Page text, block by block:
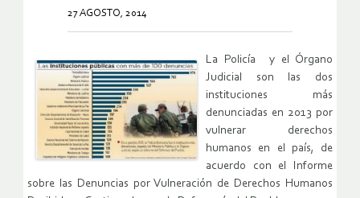
27 AGOSTO, 2014
La Policía y el Órgano
Judicial son las dos
instituciones más
denunciadas en 2013 por
vulnerar derechos
humanos en el país, de
acuerdo con el Informe
sobre las Denuncias por Vulneración de Derechos Humanos